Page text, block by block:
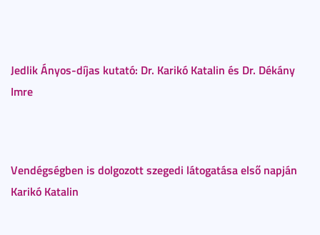
Jedlik Ányos-díjas kutató: Dr. Karikó Katalin és Dr. Dékány
Imre
Vendégségben is dolgozott szegedi látogatása első napján
Karikó Katalin